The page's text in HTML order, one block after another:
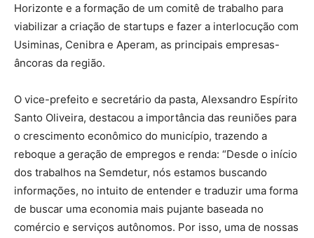
Horizonte e a formação de um comitê de trabalho para
viabilizar a criação de startups e fazer a interlocução com
Usiminas, Cenibra e Aperam, as principais empresas-
âncoras da região.
O vice-prefeito e secretário da pasta, Alexsandro Espírito
Santo Oliveira, destacou a importância das reuniões para
o crescimento econômico do município, trazendo a
reboque a geração de empregos e renda: “Desde o início
dos trabalhos na Semdetur, nós estamos buscando
informações, no intuito de entender e traduzir uma forma
de buscar uma economia mais pujante baseada no
comércio e serviços autônomos. Por isso, uma de nossas